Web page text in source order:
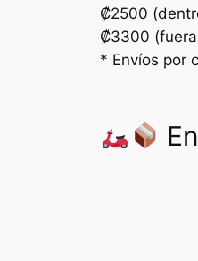
₡2500
₡3300
* Envíos por